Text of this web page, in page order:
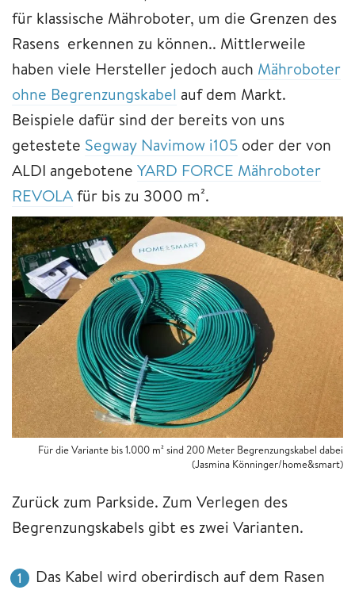
für klassische Mähroboter, um die Grenzen des
Rasens erkennen zu können.. Mittlerweile
haben viele Hersteller jedoch auch Mähroboter
ohne Begrenzungskabel auf dem Markt.
Beispiele dafür sind der bereits von uns
getestete Segway Navimow i105 oder der von
ALDI angebotene YARD FORCE Mähroboter
REVOLAfür bis zu 3000 m².
Für die Variante bis 1.000 m² sind 200 Meter Begrenzungskabel dabei
(Jasmina Könninger/home&smart)
Zurück zum Parkside. Zum Verlegen des
Begrenzungskabels gibt es zwei Varianten.
Das Kabel wird oberirdisch auf dem Rasen